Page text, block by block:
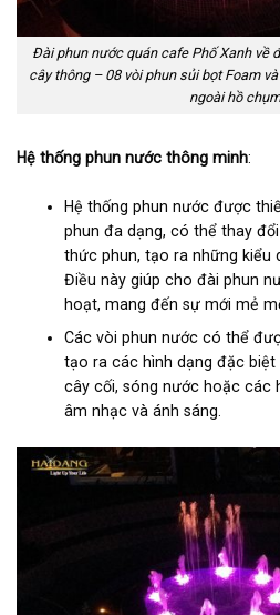
Đài phun nước quán cafe Phố Xanh về
cây thông – 08 vòi phun sủi bọt Foam
ngoài hồ
Hệ thống phun nước thông minh:
Hệ thống phun nước được
phun đa dạng, có thể thay
thức phun, tạo ra những kiểu
Điều này giúp cho đài phun
hoạt, mang đến sự mới mẻ
Các vòi phun nước có thể
tạo ra các hình dạng đặc
cây cối, sóng nước hoặc các
âm nhạc và ánh sáng.